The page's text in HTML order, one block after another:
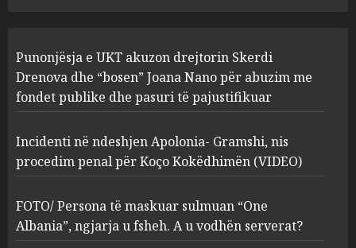
2
Apolonia- Gramshi, nis
procedim penal për Koço
Kokëdhimën (VIDEO)
MARCH 27, 2025
3
FOTO/ Persona të maskuar
sulmuan “One Albania”,
ngjarja u fsheh. A u vodhën
serverat?
Punonjësja e UKT akuzon drejtorin Skerdi
Drenova dhe “bosen” Joana Nano për abuzim me
fondet publike dhe pasuri të pajustifikuar
Incidenti në ndeshjen Apolonia- Gramshi, nis
procedim penal për Koço Kokëdhimën (VIDEO)
FOTO/ Persona të maskuar sulmuan “One
Albania”, ngjarja u fsheh. A u vodhën serverat?